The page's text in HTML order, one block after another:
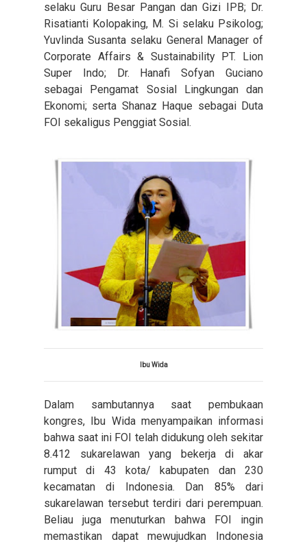
selaku Guru Besar Pangan dan Gizi IPB; Dr.
Risatianti Kolopaking, M. Si selaku Psikolog;
Yuvlinda Susanta selaku General Manager of
Corporate Affairs & Sustainability PT. Lion
Super Indo; Dr. Hanafi Sofyan Guciano
sebagai Pengamat Sosial Lingkungan dan
Ekonomi; serta Shanaz Haque sebagai Duta
FOI sekaligus Penggiat Sosial .
Ibu Wida
Dalam sambutannya saat pembukaan
kongres, Ibu Wida menyampaikan informasi
bahwa saat ini FOI telah didukung oleh sekitar
8.412 sukarelawan yang bekerja di akar
rumput di 43 kota/ kabupaten dan 230
kecamatan di Indonesia. Dan 85% dari
sukarelawan tersebut terdiri dari perempuan.
Beliau juga menuturkan bahwa FOI ingin
memastikan dapat mewujudkan Indonesia